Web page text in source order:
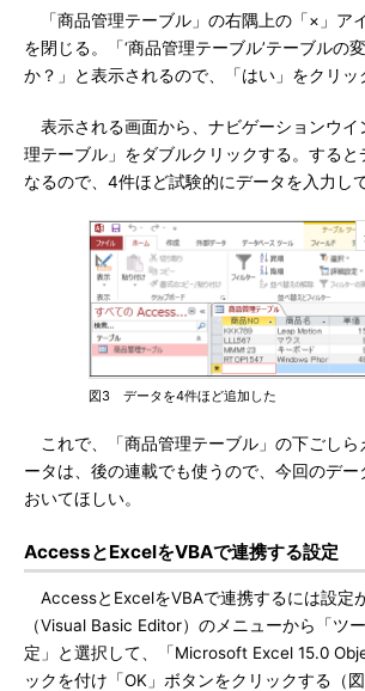
「商品管理テーブル」の右隅上の「×」ア
を閉じる。「‘商品管理テーブル’テーブルの
か？」と表示されるので、「はい」をクリッ
表示される画面から、ナビゲーションウイ
理テーブル」をダブルクリックする。すると
なるので、4件ほど試験的にデータを入力し
図3 データを4件ほど追加した
これで、「商品管理テーブル」の下ごしら
ータは、後の連載でも使うので、今回のデー
おいてほしい。
AccessとExcelをVBAで連携する設定
AccessとExcelをVBAで連携するには設定
（Visual Basic Editor）のメニューから「ツ
定」と選択して、「Microsoft Excel 15.0
ックを付け「OK」ボタンをクリックする（図